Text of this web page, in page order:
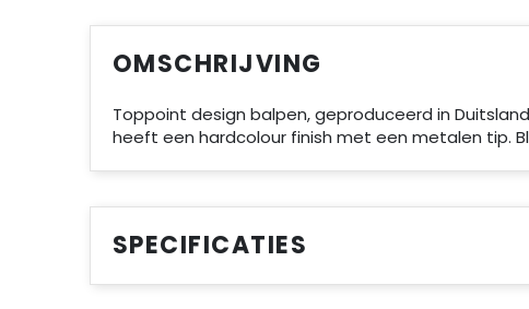
OMSCHRIJVING
Toppoint design balpen, geproduceerd in
heeft een hardcolour finish met een metalen tip.
SPECIFICATIES